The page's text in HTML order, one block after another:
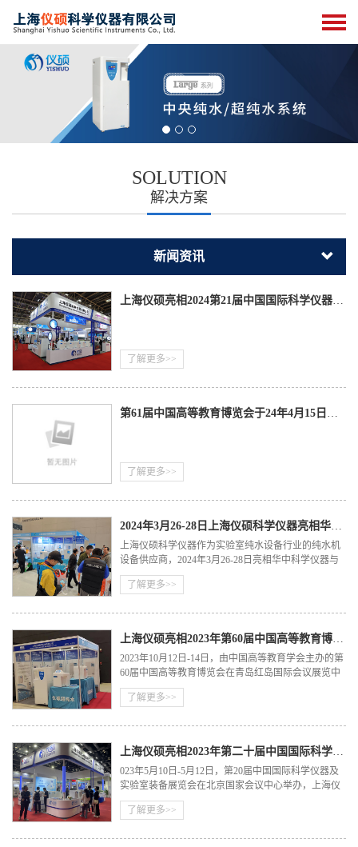
SOLUTION
解决方案
新闻资讯
上海仪硕亮相2024第21届中国国际科学仪器及实验室装备展览会
了解更多>>
第61届中国高等教育博览会于24年4月15日拉开帷幕，欢迎莅临指导！
了解更多>>
2024年3月26-28日上海仪硕科学仪器亮相华中科学仪器与实验室装备展览会
上海仪硕科学仪器作为实验室纯水设备行业的纯水机
设备供应商，2024年3月26-28日亮相华中科学仪器与
实验室装备展览会。诚挚邀请您莅临武汉•中国光谷科
技会展中心A2馆285号展位，参观治谈。
了解更多>>
上海仪硕亮相2023年第60届中国高等教育博览会
2023年10月12日-14日，由中国高等教育学会主办的第
60届中国高等教育博览会在青岛红岛国际会议展览中
心举办。上海仪硕科学仪器作为实验室纯水设备行业
的纯水机设备供应商，携旗下全系列实验室纯水系统
了解更多>>
上海仪硕亮相2023年第二十届中国国际科学仪器及实验室装备展览会
023年5月10日-5月12日，第20届中国国际科学仪器及
实验室装备展览会在北京国家会议中心举办，上海仪
硕科学仪器作为实验室纯水设备行业的纯水机设备供
应商，携旗下全系列实验室纯水系统产品亮相此展
了解更多>>